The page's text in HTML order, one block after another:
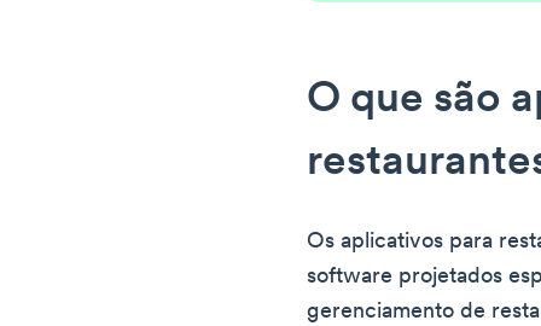
O que são
Os aplicativos para
software projetados
gerenciamento de